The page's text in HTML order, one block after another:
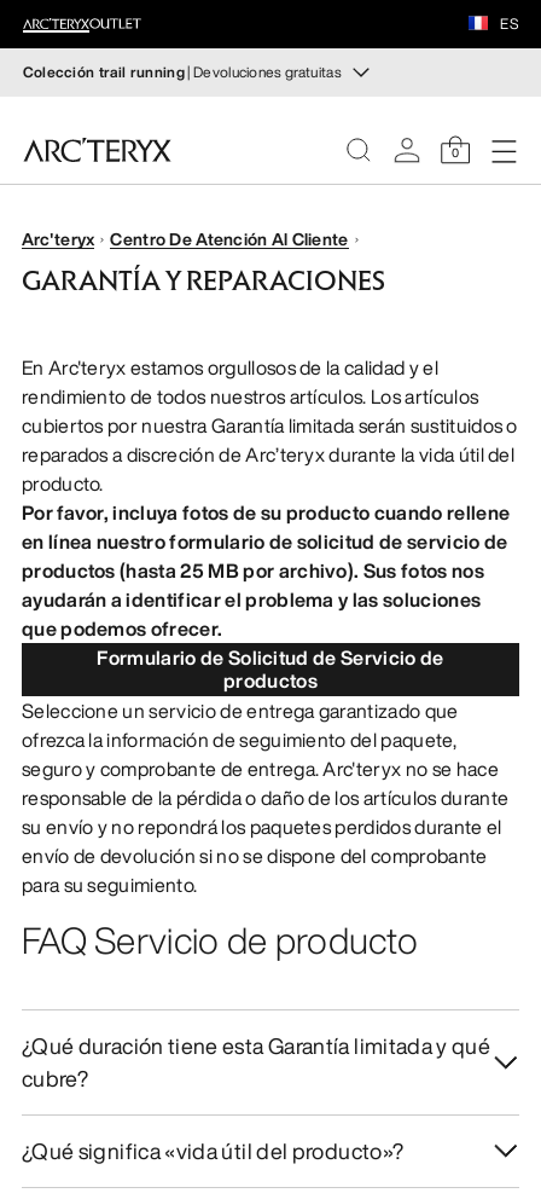
ES
Colección trail running| Devoluciones gratuitas
Crea un kit completo para trail running
Devoluciones gratuitas
¿Has cambiado de opinión? Devuelve los artículos que
0
MUJER
CALZADO
MATERIAL
VEILANCE
DESCUBRIR
MATERIAL
VEILANCE
Arc'teryx Centro De Atención Al Cliente
GARANTÍA Y REPARACIONES
En Arc'teryx estamos orgullosos de la calidad y el
rendimiento de todos nuestros artículos. Los artículos
cubiertos por nuestra Garantía limitada serán sustituidos o
reparados a discreción de Arc’teryx durante la vida útil del
producto.
Por favor, incluya fotos de su producto cuando rellene
en línea nuestro formulario de solicitud de servicio de
productos (hasta 25 MB por archivo). Sus fotos nos
ayudarán a identificar el problema y las soluciones
que podemos ofrecer.
Formulario de Solicitud de Servicio de
productos
Seleccione un servicio de entrega garantizado que
ofrezca la información de seguimiento del paquete,
seguro y comprobante de entrega. Arc'teryx no se hace
responsable de la pérdida o daño de los artículos durante
su envío y no repondrá los paquetes perdidos durante el
envío de devolución si no se dispone del comprobante
para su seguimiento.
FAQ Servicio de producto
¿Qué duración tiene esta Garantía limitada y qué
cubre?
¿Qué significa «vida útil del producto»?